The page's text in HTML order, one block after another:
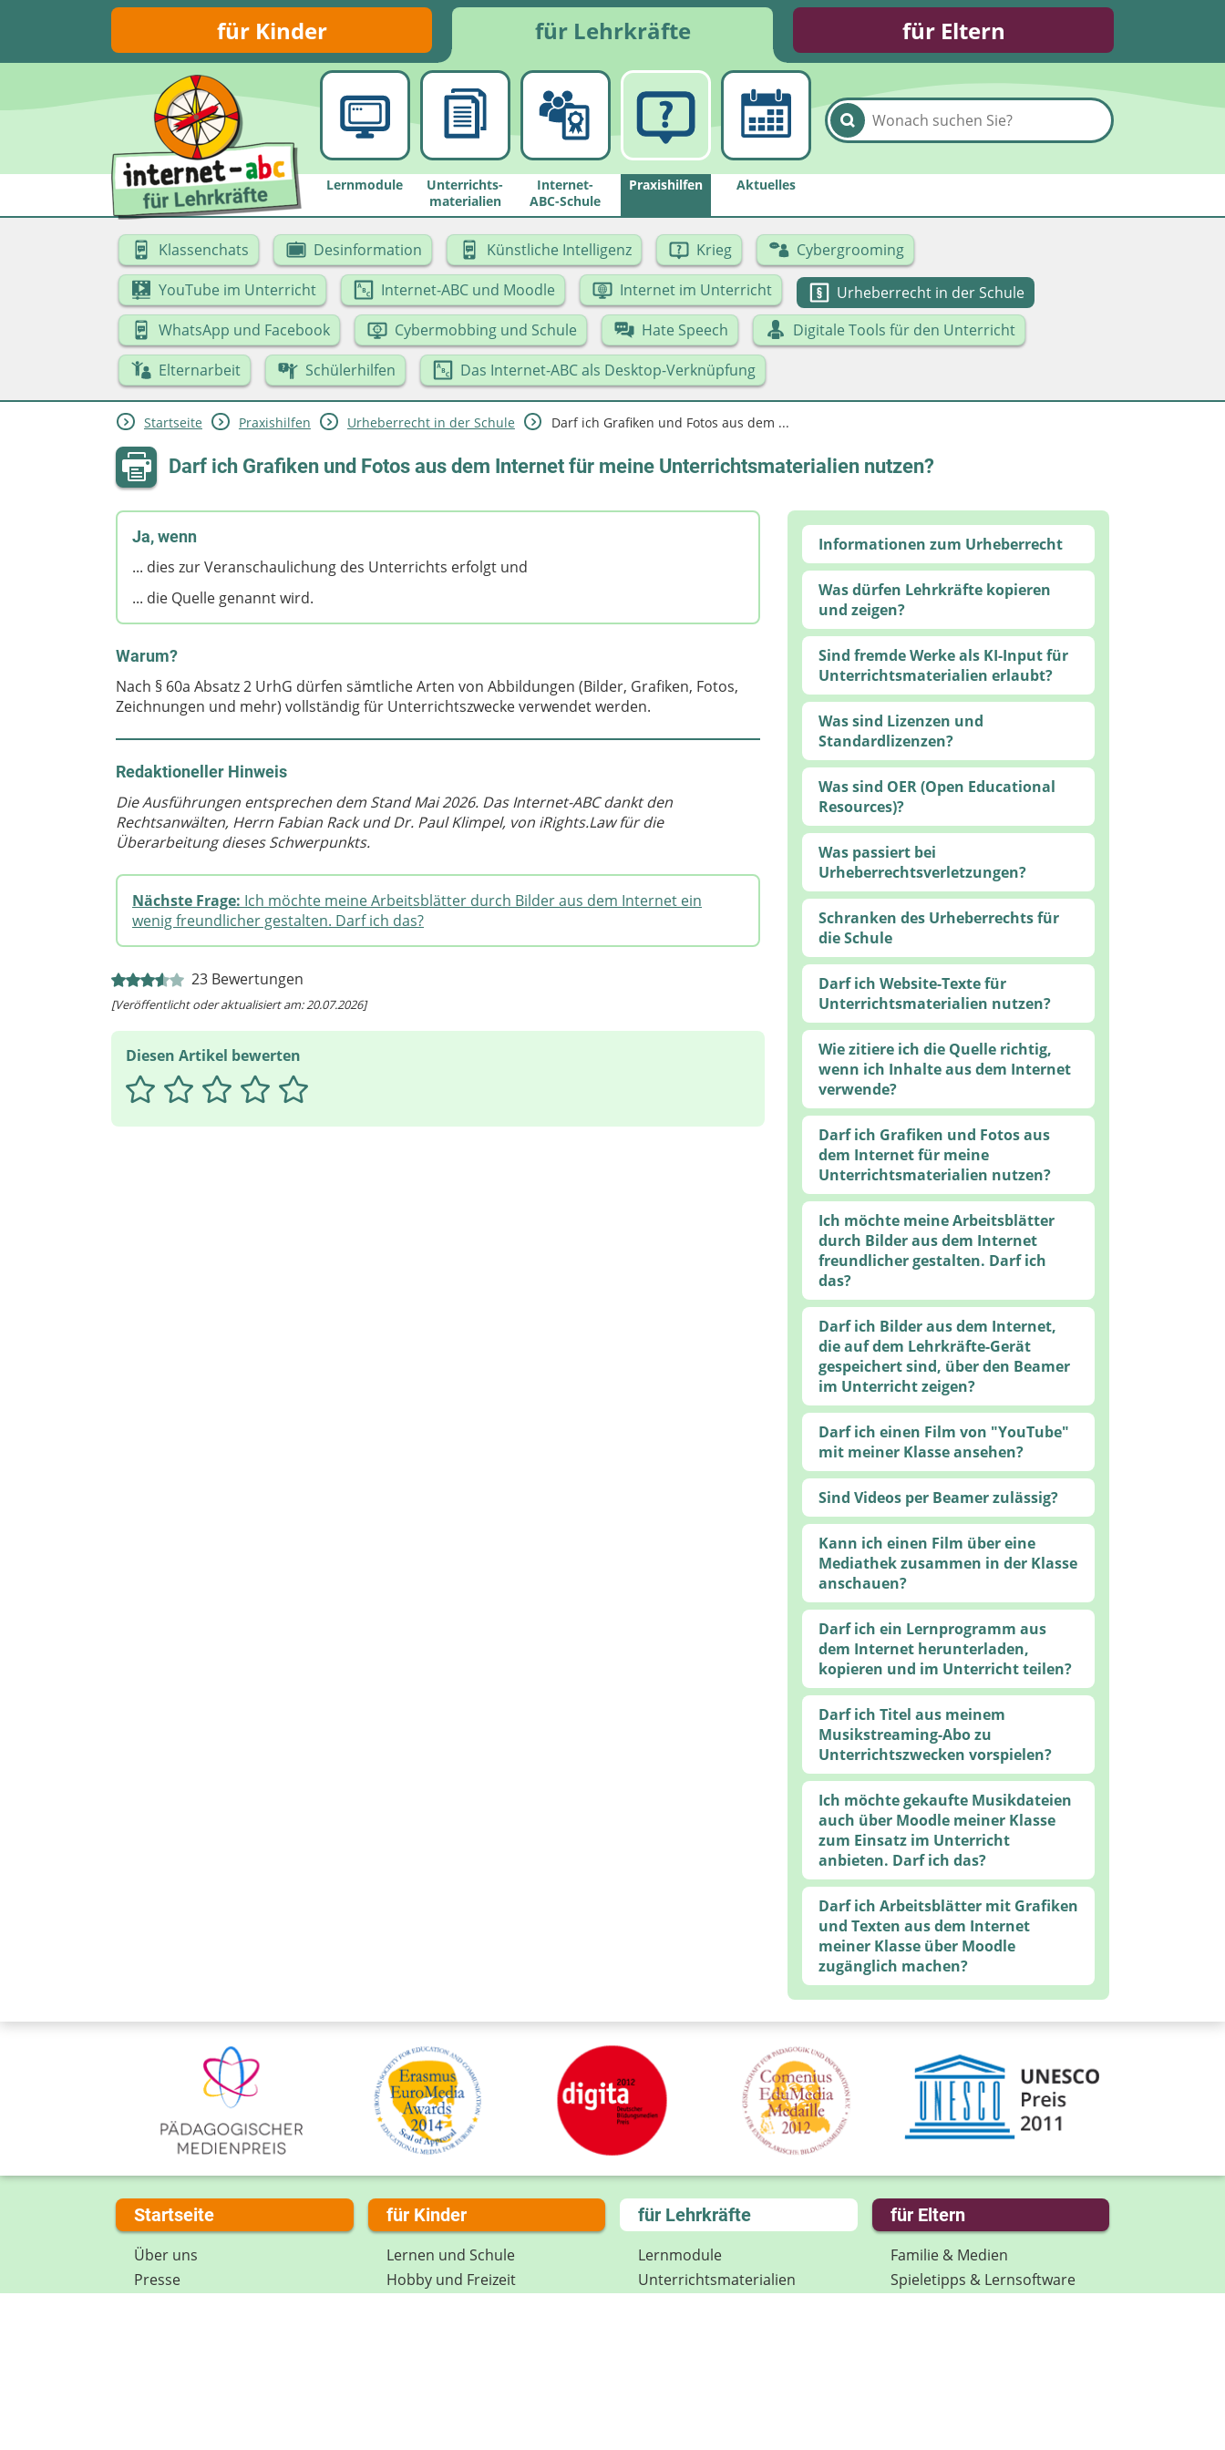
für Kinder für Lehrkräfte für Eltern
Lernmodule
Unterrichts­
materialien
Internet-
ABC-Schule
Praxishilfen Aktuelles
Klassenchats Desinformation Künstliche Intelligenz Krieg
Cybergrooming
YouTube im Unterricht
Internet-ABC und Moodle Internet im Unterricht
Urheberrecht in der Schule
WhatsApp und Facebook
Cybermobbing und Schule Hate Speech
Digitale Tools für den Unterricht
Elternarbeit
Schülerhilfen Das Internet-ABC als Desktop-Verknüpfung
Startseite Praxishilfen Urheberrecht in der Schule Darf ich Grafiken und Fotos aus dem ...
Darf ich Grafiken und Fotos aus dem Internet für meine Unterrichtsmaterialien nutzen?
Ja, wenn
... dies zur Veranschaulichung des Unterrichts erfolgt und
... die Quelle genannt wird.
Warum?
Nach § 60a Absatz 2 UrhG dürfen sämtliche Arten von Abbildungen (Bilder, Grafiken, Fotos,
Zeichnungen und mehr) vollständig für Unterrichtszwecke verwendet werden.
Redaktioneller Hinweis
Die Ausführungen entsprechen dem Stand Mai 2026. Das Internet-ABC dankt den
Rechtsanwälten, Herrn Fabian Rack und Dr. Paul Klimpel, von iRights.Law für die
Überarbeitung dieses Schwerpunkts.
Nächste Frage: Ich möchte meine Arbeitsblätter durch Bilder aus dem Internet ein
wenig freundlicher gestalten. Darf ich das?
23 Bewertungen
[Veröffentlicht oder aktualisiert am: 20.07.2026]
Diesen Artikel bewerten
Informationen zum Urheberrecht
Was dürfen Lehrkräfte kopieren
und zeigen?
Sind fremde Werke als KI-Input für
Unterrichtsmaterialien erlaubt?
Was sind Lizenzen und
Standardlizenzen?
Was sind OER (Open Educational
Resources)?
Was passiert bei
Urheberrechtsverletzungen?
Schranken des Urheberrechts für
die Schule
Darf ich Website-Texte für
Unterrichtsmaterialien nutzen?
Wie zitiere ich die Quelle richtig,
wenn ich Inhalte aus dem Internet
verwende?
Darf ich Grafiken und Fotos aus
dem Internet für meine
Unterrichtsmaterialien nutzen?
Ich möchte meine Arbeitsblätter
durch Bilder aus dem Internet
freundlicher gestalten. Darf ich
das?
Darf ich Bilder aus dem Internet,
die auf dem Lehrkräfte-Gerät
gespeichert sind, über den Beamer
im Unterricht zeigen?
Darf ich einen Film von "YouTube"
mit meiner Klasse ansehen?
Sind Videos per Beamer zulässig?
Kann ich einen Film über eine
Mediathek zusammen in der Klasse
anschauen?
Darf ich ein Lernprogramm aus
dem Internet herunterladen,
kopieren und im Unterricht teilen?
Darf ich Titel aus meinem
Musikstreaming-Abo zu
Unterrichtszwecken vorspielen?
Ich möchte gekaufte Musikdateien
auch über Moodle meiner Klasse
zum Einsatz im Unterricht
anbieten. Darf ich das?
Darf ich Arbeitsblätter mit Grafiken
und Texten aus dem Internet
meiner Klasse über Moodle
zugänglich machen?
Startseite
Über uns
Presse
für Kinder
Lernen und Schule
Hobby und Freizeit
für Lehrkräfte
Lernmodule
Unterrichts­materialien
für Eltern
Familie & Medien
Spieletipps & Lernsoftware